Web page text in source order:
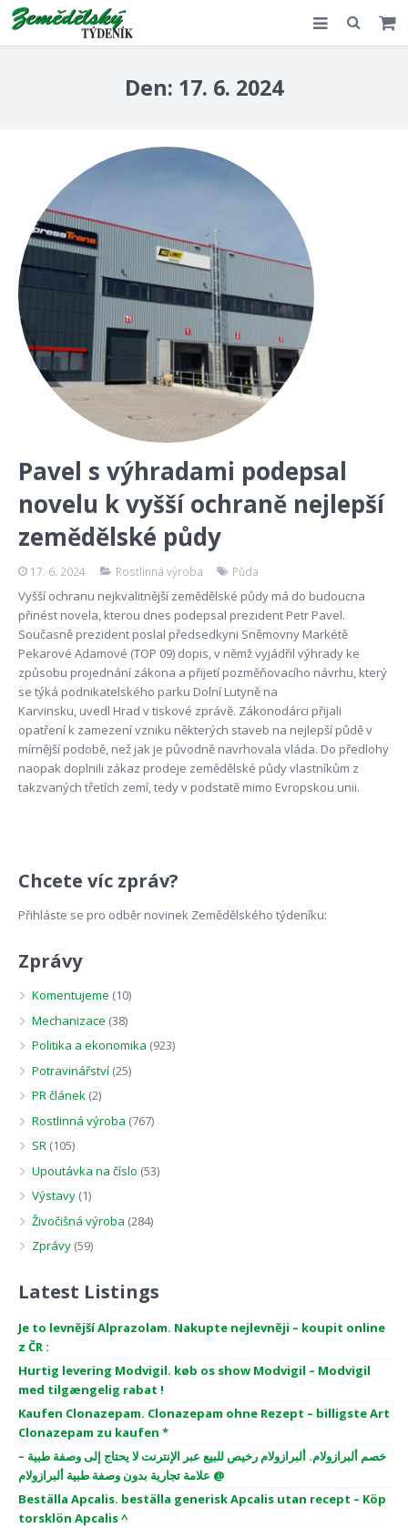
Kontakt
Den: 17. 6. 2024
Pavel s výhradami podepsal
novelu k vyšší ochraně nejlepší
zemědělské půdy
17. 6. 2024 Rostlinná výroba Půda
Vyšší ochranu nejkvalitnější zemědělské půdy má do budoucna
přinést novela, kterou dnes podepsal prezident Petr Pavel.
Současně prezident poslal předsedkyni Sněmovny Markétě
Pekarové Adamové (TOP 09) dopis, v němž vyjádřil výhrady ke
způsobu projednání zákona a přijetí pozměňovacího návrhu, který
se týká podnikatelského parku Dolní Lutyně na
Karvinsku, uvedl Hrad v tiskové zprávě. Zákonodárci přijali
opatření k zamezení vzniku některých staveb na nejlepší půdě v
mírnější podobě, než jak je původně navrhovala vláda. Do předlohy
naopak doplnili zákaz prodeje zemědělské půdy vlastníkům z
takzvaných třetích zemí, tedy v podstatě mimo Evropskou unii.
Chcete víc zpráv?
Přihláste se pro odběr novinek Zemědělského týdeníku:
Zprávy
Komentujeme (10)
Mechanizace (38)
Politika a ekonomika (923)
Potravinářství (25)
PR článek (2)
Rostlinná výroba (767)
SR (105)
Upoutávka na číslo (53)
Výstavy (1)
Živočišná výroba (284)
Zprávy (59)
Latest Listings
Je to levnější Alprazolam. Nakupte nejlevněji – koupit online
z ČR :
Hurtig levering Modvigil. køb os show Modvigil – Modvigil
med tilgængelig rabat !
Kaufen Clonazepam. Clonazepam ohne Rezept – billigste Art
Clonazepam zu kaufen *
خصم ألبرازولام. ألبرازولام رخيص للبيع عبر الإنترنت لا يحتاج إلى وصفة طبية –
علامة تجارية بدون وصفة طبية ألبرازولام @
Beställa Apcalis. beställa generisk Apcalis utan recept – Köp
torsklön Apcalis ^